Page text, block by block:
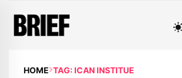
HOME TAG: ICAN INSTITUE